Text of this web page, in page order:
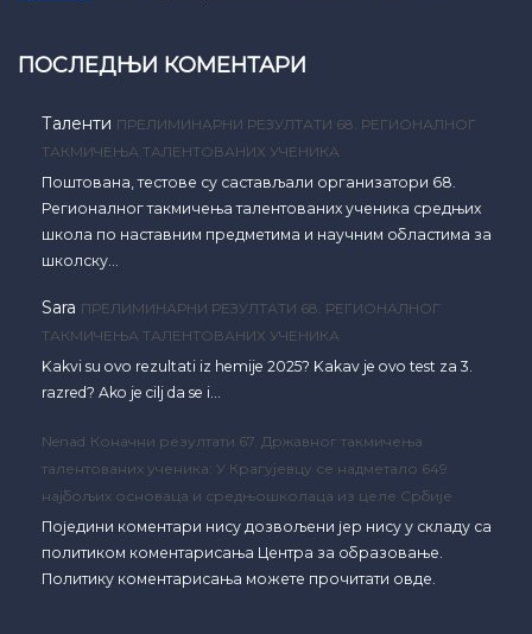
ПОСЛЕДЊИ КОМЕНТАРИ
Таленти ПРЕЛИМИНАРНИ РЕЗУЛТАТИ 68. РЕГИОНАЛНОГ
ТАКМИЧЕЊА ТАЛЕНТОВАНИХ УЧЕНИКА
Поштована, тестове су састављали организатори 68.
Регионалног такмичења талентованих ученика средњих
школа по наставним предметима и научним областима за
школску…
Sara ПРЕЛИМИНАРНИ РЕЗУЛТАТИ 68. РЕГИОНАЛНОГ
ТАКМИЧЕЊА ТАЛЕНТОВАНИХ УЧЕНИКА
Kakvi su ovo rezultati iz hemije 2025? Kakav je ovo test za 3.
razred? Ako je cilj da se i…
Nenad Коначни резултати 67. Државног такмичења
талентованих ученика: У Крагујевцу се надметало 649
најбољих основаца и средњошколаца из целе Србије
Поједини коментари нису дозвољени јер нису у складу са
политиком коментарисања Центра за образовање.
Политику коментарисања можете прочитати овде.